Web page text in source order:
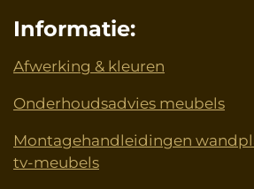
Informatie:
Afwerking & kleuren
Onderhoudsadvies meubels
Montagehandleidingen
tv-meubels